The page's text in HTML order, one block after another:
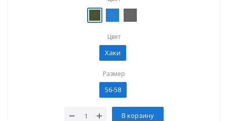
Цвет
Хаки
Размер
56-58
В корзину